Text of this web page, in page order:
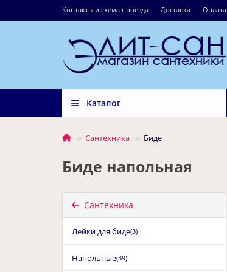
Контакты и схема проезда Доставка Оплата
Каталог
Сантехника Биде
Биде напольная
Сантехника
Лейки для биде(3)
Напольные(39)